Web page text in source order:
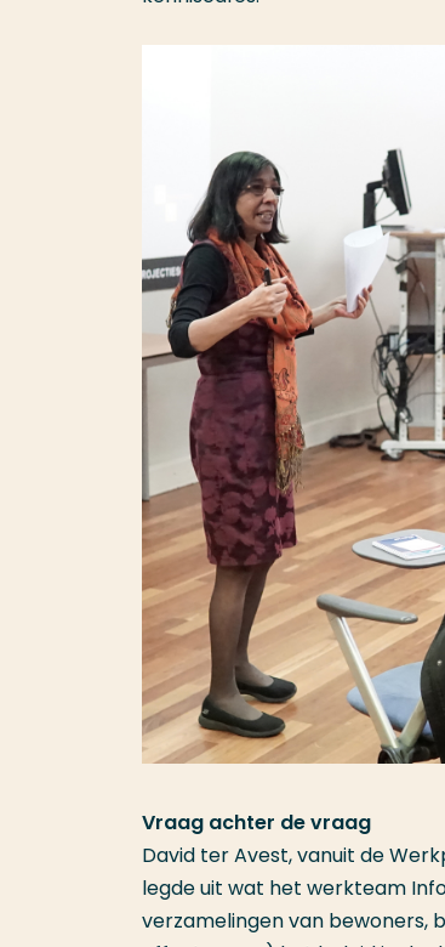
Vraag achter de vraag
David ter Avest, vanuit de
legde uit wat het werkteam
verzamelingen van bewoners,